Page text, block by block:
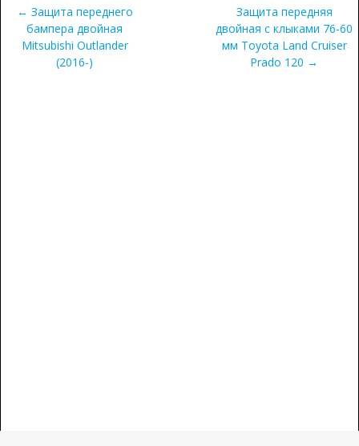
← Защита переднего
бампера двойная
Mitsubishi Outlander
(2016-)
Защита передняя
двойная с клыками 76-60
мм Toyota Land Cruiser
Prado 120 →